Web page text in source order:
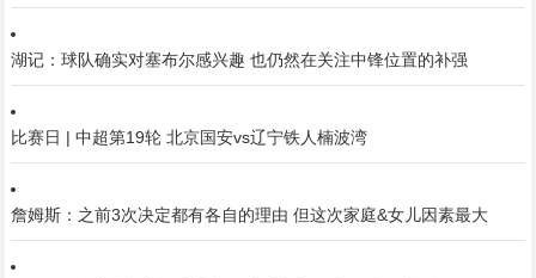
湖记：球队确实对塞布尔感兴趣 也仍然在关注中锋位置的补强
比赛日 | 中超第19轮 北京国安vs辽宁铁人楠波湾
詹姆斯：之前3次决定都有各自的理由 但这次家庭&女儿因素最大